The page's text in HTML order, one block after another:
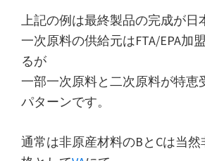
上記の例は最終製品の完成が日
一次原料の供給元はFTA/EPA加
るが
一部一次原料と二次原料が特恵
パターンです。
通常は非原産材料のBとCは当